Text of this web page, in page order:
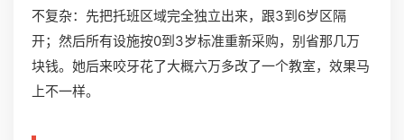
不复杂：先把托班区域完全独立出来，跟3到6岁区隔
开；然后所有设施按0到3岁标准重新采购，别省那几万
块钱。她后来咬牙花了大概六万多改了一个教室，效果马
上不一样。